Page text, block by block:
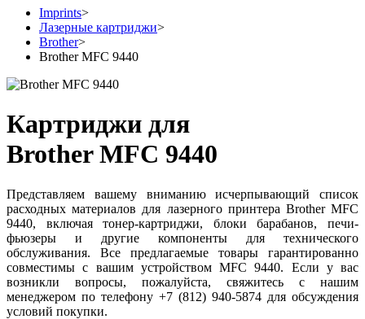
Imprints>
Лазерные картриджи>
Brother>
Brother MFC 9440
Картриджи для
Brother MFC 9440
Представляем вашему вниманию исчерпывающий список
расходных материалов для лазерного принтера Brother MFC
9440, включая тонер-картриджи, блоки барабанов, печи-
фьюзеры и другие компоненты для технического
обслуживания. Все предлагаемые товары гарантированно
совместимы с вашим устройством MFC 9440. Если у вас
возникли вопросы, пожалуйста, свяжитесь с нашим
менеджером по телефону +7 (812) 940-5874 для обсуждения
условий покупки.